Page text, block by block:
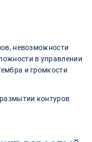
невозможности
в управлении
и громкости
контуров